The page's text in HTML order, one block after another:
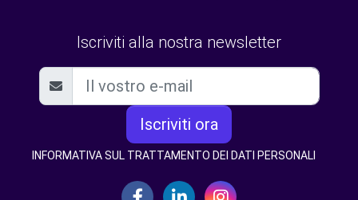
Iscriviti alla nostra newsletter
Iscriviti ora
INFORMATIVA SUL TRATTAMENTO DEI DATI PERSONALI